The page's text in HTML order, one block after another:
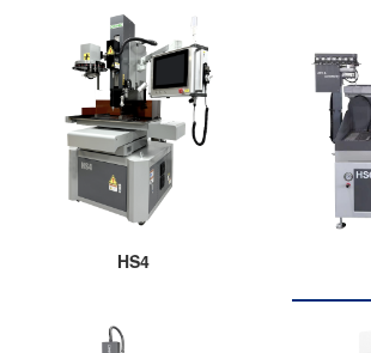
HS4